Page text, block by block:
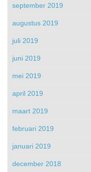
september 2019
augustus 2019
juli 2019
juni 2019
mei 2019
april 2019
maart 2019
februari 2019
januari 2019
december 2018